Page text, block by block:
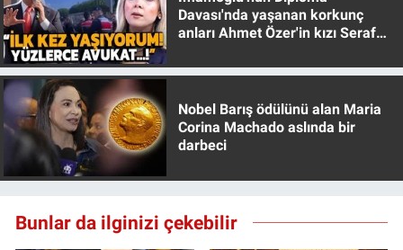
Davası'nda yaşanan korkunç
anları Ahmet Özer'in kızı Seraf
Nobel Barış ödülünü alan Maria
Corina Machado aslında bir
darbeci
Bunlar da ilginizi çekebilir